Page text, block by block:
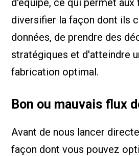
d'équipe, ce qui permet aux
diversifier la façon dont ils
données, de prendre des
stratégiques et d'atteindre
fabrication optimal.
Bon ou mauvais flux
Avant de nous lancer
façon dont vous pouvez